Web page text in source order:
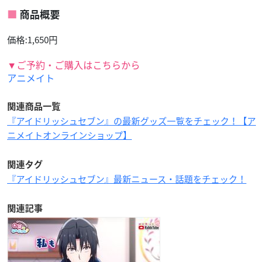
商品概要
価格:1,650円
▼ご予約・ご購入はこちらから
アニメイト
関連商品一覧
『アイドリッシュセブン』の最新グッズ一覧をチェック！【ア
ニメイトオンラインショップ】
関連タグ
『アイドリッシュセブン』最新ニュース・話題をチェック！
関連記事